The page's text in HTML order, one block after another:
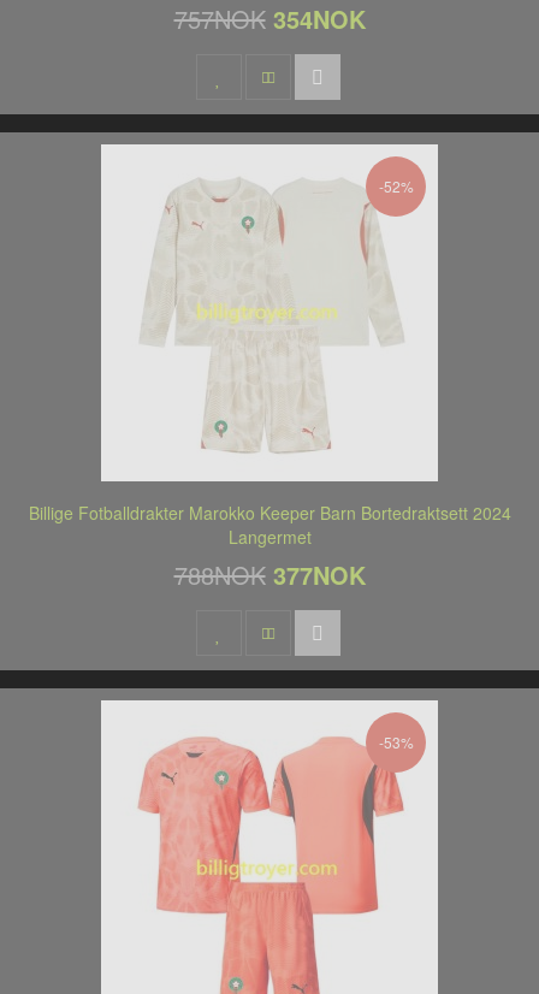
757NOK 354NOK
-52%
Billige Fotballdrakter Marokko Keeper Barn Bortedraktsett 2024
Langermet
788NOK 377NOK
-53%